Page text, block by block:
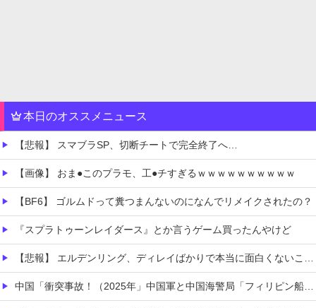
本日のオススメニュース
【悲報】 スマブラSP、切断チートで完全終了へ…
【画像】 おま●このプラモ、工●チすぎるｗｗｗｗｗｗｗｗｗｗ
【BF6】 ゴルムドって糞つまんないのになんでリメイクされたの？
『スプラトゥーンレイダース』とか言うゲーム買ったんやけど
【悲報】 エルデンリング、ディレイばかりで本当に面白くないこのゲーム←賛同の声が多数…
中国「衝突事故！（2025年」中国軍と中国海警局「フィリピン船の追跡中に衝突！（8/11」中国「2人死亡」中国政府「1年間隠蔽」日本「隠蔽された事実報道！（2026年」→